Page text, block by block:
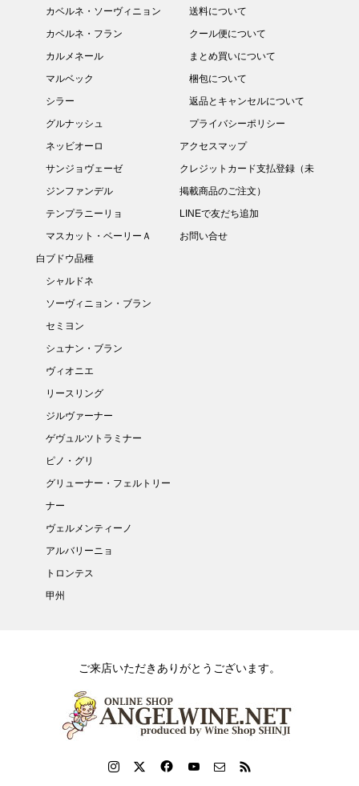
カベルネ・ソーヴィニョン
カベルネ・フラン
カルメネール
マルベック
シラー
グルナッシュ
ネッビオーロ
サンジョヴェーゼ
ジンファンデル
テンプラニーリョ
マスカット・ベーリーＡ
白ブドウ品種
シャルドネ
ソーヴィニョン・ブラン
セミヨン
シュナン・ブラン
ヴィオニエ
リースリング
ジルヴァーナー
ゲヴュルツトラミナー
ピノ・グリ
グリューナー・フェルトリー
ナー
ヴェルメンティーノ
アルバリーニョ
トロンテス
甲州
送料について
クール便について
まとめ買いについて
梱包について
返品とキャンセルについて
プライバシーポリシー
アクセスマップ
クレジットカード支払登録（未
掲載商品のご注文）
LINEで友だち追加
お問い合せ
ご来店いただきありがとうございます。